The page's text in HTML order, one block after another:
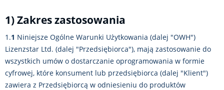
1) Zakres zastosowania
1.1 Niniejsze Ogólne Warunki Użytkowania (dalej "OWH")
Lizenzstar Ltd. (dalej "Przedsiębiorca"), mają zastosowanie do
wszystkich umów o dostarczanie oprogramowania w formie
cyfrowej, które konsument lub przedsiębiorca (dalej "Klient")
zawiera z Przedsiębiorcą w odniesieniu do produktów